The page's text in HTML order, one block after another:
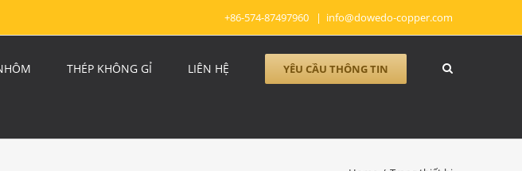
+86-574-87497960 | info@dowedo-copper.com
THÉP KHÔNG GỈ LIÊN HỆ YÊU CẦU THÔNG TIN